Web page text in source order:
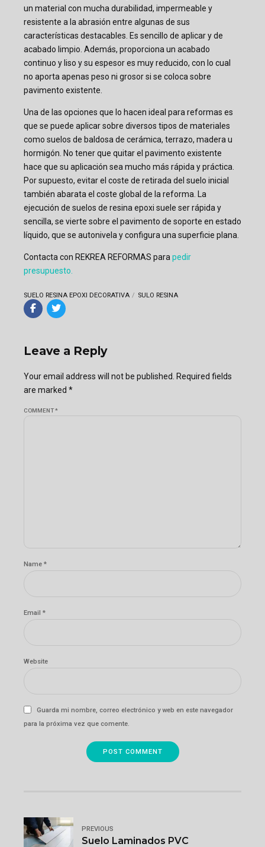
un material con mucha durabilidad, impermeable y
resistente a la abrasión entre algunas de sus
características destacables. Es sencillo de aplicar y de
acabado limpio. Además, proporciona un acabado
continuo y liso y su espesor es muy reducido, con lo cual
no aporta apenas peso ni grosor si se coloca sobre
pavimento existente.
Una de las opciones que lo hacen ideal para reformas es
que se puede aplicar sobre diversos tipos de materiales
como suelos de baldosa de cerámica, terrazo, madera u
hormigón. No tener que quitar el pavimento existente
hace que su aplicación sea mucho más rápida y práctica.
Por supuesto, evitar el coste de retirada del suelo inicial
también abarata el coste global de la reforma. La
ejecución de suelos de resina epoxi suele ser rápida y
sencilla, se vierte sobre el pavimento de soporte en estado
líquido, que se autonivela y configura una superficie plana.
Contacta con REKREA REFORMAS para pedir
presupuesto.
SUELO RESINA EPOXI DECORATIVA SULO RESINA
Leave a Reply
Your email address will not be published. Required fields
are marked *
COMMENT*
Name *
Email *
Website
Guarda mi nombre, correo electrónico y web en este navegador
para la próxima vez que comente.
POST COMMENT
PREVIOUS
Suelo Laminados PVC